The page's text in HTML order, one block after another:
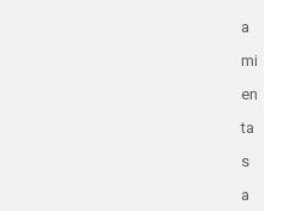
a
mi
en
ta
s
a